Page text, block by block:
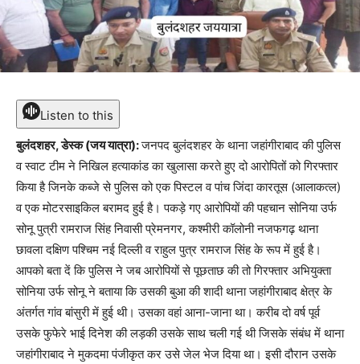
Listen to this
बुलंदशहर, डेस्क (जय यात्रा):जनपद बुलंदशहर के थाना जहांगीराबाद की पुलिस
व स्वाट टीम ने निखिल हत्याकांड का खुलासा करते हुए दो आरोपितों को गिरफ्तार
किया है जिनके कब्जे से पुलिस को एक पिस्टल व पांच जिंदा कारतूस (आलाकत्ल)
व एक मोटरसाइकिल बरामद हुई है। पकड़े गए आरोपियों की पहचान सोनिया उर्फ
सोनू पुत्री रामराज सिंह निवासी प्रेमनगर, कश्मीरी कॉलोनी नजफगढ़ थाना
छावला दक्षिण पश्चिम नई दिल्ली व राहुल पुत्र रामराज सिंह के रूप में हुई है।
आपको बता दें कि पुलिस ने जब आरोपियों से पूछताछ की तो गिरफ्तार अभियुक्ता
सोनिया उर्फ सोनू ने बताया कि उसकी बुआ की शादी थाना जहांगीराबाद क्षेत्र के
अंतर्गत गांव बांसुरी में हुई थी। उसका वहां आना-जाना था। करीब दो वर्ष पूर्व
उसके फुफेरे भाई दिनेश की लड़की उसके साथ चली गई थी जिसके संबंध में थाना
जहांगीराबाद ने मुकदमा पंजीकृत कर उसे जेल भेज दिया था। इसी दौरान उसके